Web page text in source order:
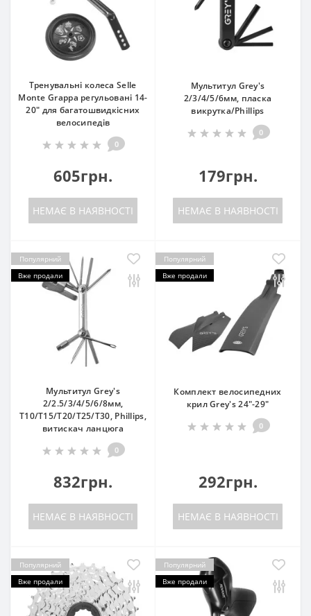
Тренувальні колеса Selle
Monte Grappa регульовані 14-
20" для багатошвидкісних
велосипедів
0
605грн.
НЕМАЄ В НАЯВНОСТІ
Мультитул Grey's
2/3/4/5/6мм, пласка
викрутка/Phillips
0
179грн.
НЕМАЄ В НАЯВНОСТІ
Популярний
Вже продали
Мультитул Grey's
2/2.5/3/4/5/6/8мм,
T10/T15/T20/T25/T30, Phillips,
витискач ланцюга
0
832грн.
НЕМАЄ В НАЯВНОСТІ
Популярний
Вже продали
Комплект велосипедних
крил Grey's 24"-29"
0
292грн.
НЕМАЄ В НАЯВНОСТІ
Популярний
Вже продали
Популярний
Вже продали